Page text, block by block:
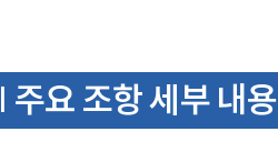
요 조항 세부 내용